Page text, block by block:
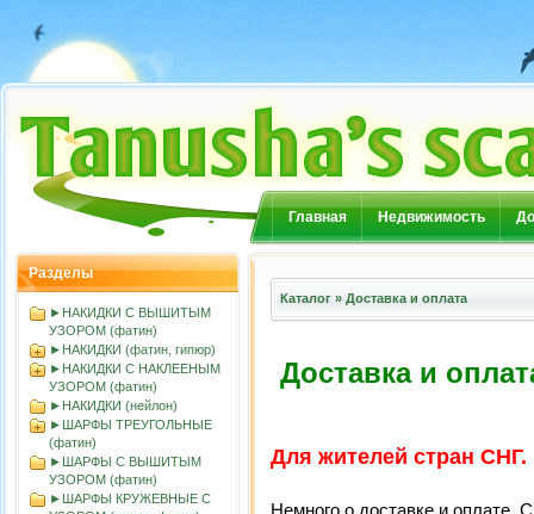
Главная Недвижимость
Разделы
►НАКИДКИ С ВЫШИТЫМ
УЗОРОМ (фатин)
►НАКИДКИ (фатин, гипюр)
►НАКИДКИ С НАКЛЕЕНЫМ
УЗОРОМ (фатин)
►НАКИДКИ (нейлон)
►ШАРФЫ ТРЕУГОЛЬНЫЕ
(фатин)
►ШАРФЫ С ВЫШИТЫМ
УЗОРОМ (фатин)
►ШАРФЫ КРУЖЕВНЫЕ С
Каталог » Доставка и оплата
Доставка и
Для жителей стран СНГ.
Немного о доставке и оплате.